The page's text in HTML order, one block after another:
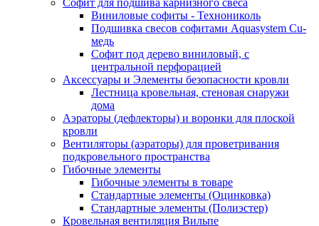
Софит для подшива карнизного свеса
Виниловые софиты - Технониколь
Подшивка свесов софитами Aquasystem Cu-
медь
Софит под дерево виниловый, с
центральной перфорацией
Аксессуары и Элементы безопасности кровли
Лестница кровельная, стеновая снаружи
дома
Аэраторы (дефлекторы) и воронки для плоской
кровли
Вентиляторы (аэраторы) для проветривания
подкровельного пространства
Гибочные элементы
Гибочные элементы в товаре
Стандартные элементы (Оцинковка)
Стандартные элементы (Полиэстер)
Кровельная вентиляция Вильпе